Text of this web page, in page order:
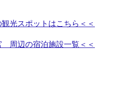
光スポットはこちら＜＜
周辺の宿泊施設一覧＜＜